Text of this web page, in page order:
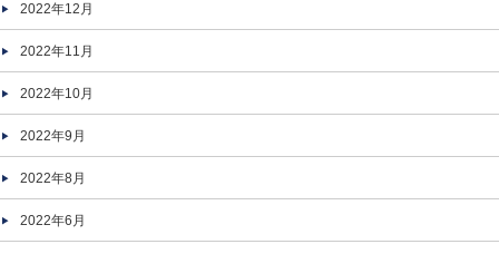
2022年12月
2022年11月
2022年10月
2022年9月
2022年8月
2022年6月